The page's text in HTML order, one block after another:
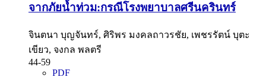
จากภัยน้ำท่วม:กรณีโรงพยาบาลศรีนครินทร์
จินตนา บุญจันทร์, ศิริพร มงคลถาวรชัย, เพชรรัตน์ บุตะ
เขียว, จงกล พลตรี
44-59
PDF